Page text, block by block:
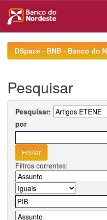
navigationDSpace - BNB - Banco do
Pesquisar
Pesquisar:
por
Filtros correntes: